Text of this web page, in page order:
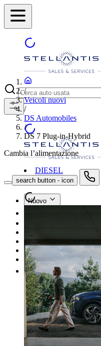
search button - icon
Nuovo
Officina
Vendi un'auto
Altro
/
Veicoli nuovi
/
DS Automobiles
/
DS 7 Plug-in-Hybrid
Cambia l’alimentazione
DIESEL